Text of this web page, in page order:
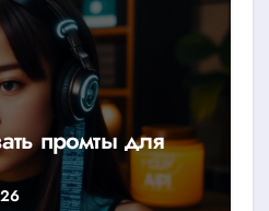
промты для